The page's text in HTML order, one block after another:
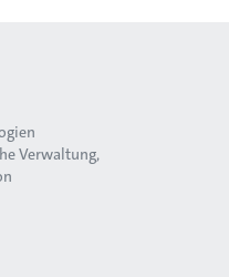
Verwaltung